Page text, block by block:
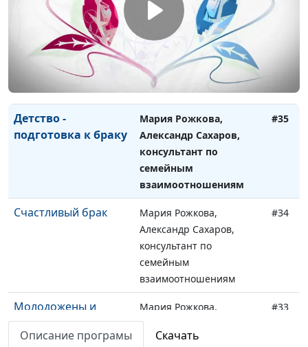
Границы в браке
Мария Рожкова,
Александр Сахаров,
консультант по
семейным
взаимоотношениям
Детство -
подготовка к браку
Мария Рожкова,
Александр Сахаров,
консультант по
семейным
взаимоотношениям
#35
Счастливый брак
Мария Рожкова,
Александр Сахаров,
консультант по
семейным
взаимоотношениям
#34
Молодожены и
родители
Мария Рожкова,
Александр Сахаров,
консультант по
#33
Описание програмы Скачать